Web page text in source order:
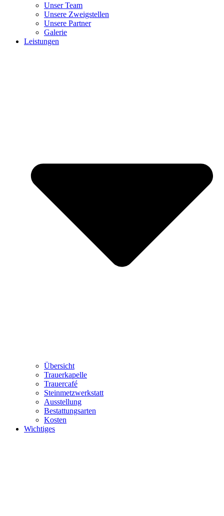
Unser Team
Unsere Zweigstellen
Unsere Partner
Galerie
Leistungen
Übersicht
Trauerkapelle
Trauercafé
Steinmetzwerkstatt
Ausstellung
Bestattungsarten
Kosten
Wichtiges